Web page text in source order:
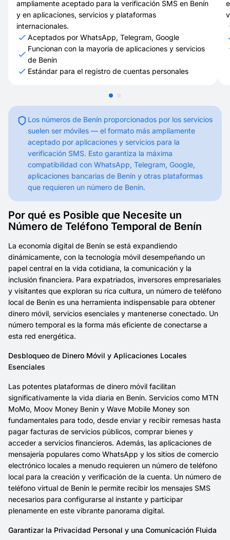
ampliamente aceptado para la verificación SMS en Benín
y en aplicaciones, servicios y plataformas
internacionales.
Aceptados por WhatsApp, Telegram, Google
Funcionan con la mayoría de aplicaciones y servicios
de Benín
Estándar para el registro de cuentas personales
Los números de Benín proporcionados por los servicios
suelen ser móviles — el formato más ampliamente
aceptado por aplicaciones y servicios para la
verificación SMS. Esto garantiza la máxima
compatibilidad con WhatsApp, Telegram, Google,
aplicaciones bancarias de Benín y otras plataformas
que requieren un número de Benín.
Por qué es Posible que Necesite un
Número de Teléfono Temporal de Benín
La economía digital de Benín se está expandiendo
dinámicamente, con la tecnología móvil desempeñando un
papel central en la vida cotidiana, la comunicación y la
inclusión financiera. Para expatriados, inversores empresariales
y visitantes que exploran su rica cultura, un número de teléfono
local de Benin es una herramienta indispensable para obtener
dinero móvil, servicios esenciales y mantenerse conectado. Un
número temporal es la forma más eficiente de conectarse a
esta red energética.
Desbloqueo de Dinero Móvil y Aplicaciones Locales
Esenciales
Las potentes plataformas de dinero móvil facilitan
significativamente la vida diaria en Benín. Servicios como MTN
MoMo, Moov Money Benin y Wave Mobile Money son
fundamentales para todo, desde enviar y recibir remesas hasta
pagar facturas de servicios públicos, comprar bienes y
acceder a servicios financieros. Además, las aplicaciones de
mensajería populares como WhatsApp y los sitios de comercio
electrónico locales a menudo requieren un número de teléfono
local para la creación y verificación de la cuenta. Un número de
teléfono virtual de Benín le permite recibir los mensajes SMS
necesarios para configurarse al instante y participar
plenamente en este vibrante panorama digital.
Garantizar la Privacidad Personal y una Comunicación Fluida